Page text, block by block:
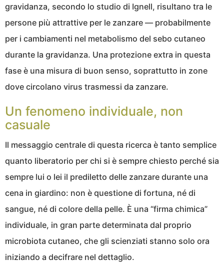
gravidanza, secondo lo studio di Ignell, risultano tra le
persone più attrattive per le zanzare — probabilmente
per i cambiamenti nel metabolismo del sebo cutaneo
durante la gravidanza. Una protezione extra in questa
fase è una misura di buon senso, soprattutto in zone
dove circolano virus trasmessi da zanzare.
Un fenomeno individuale, non
casuale
Il messaggio centrale di questa ricerca è tanto semplice
quanto liberatorio per chi si è sempre chiesto perché sia
sempre lui o lei il prediletto delle zanzare durante una
cena in giardino: non è questione di fortuna, né di
sangue, né di colore della pelle. È una “firma chimica”
individuale, in gran parte determinata dal proprio
microbiota cutaneo, che gli scienziati stanno solo ora
iniziando a decifrare nel dettaglio.